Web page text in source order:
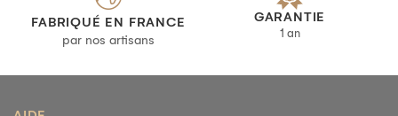
FABRIQUÉ EN FRANCE
par nos artisans
GARANTIE
1 an